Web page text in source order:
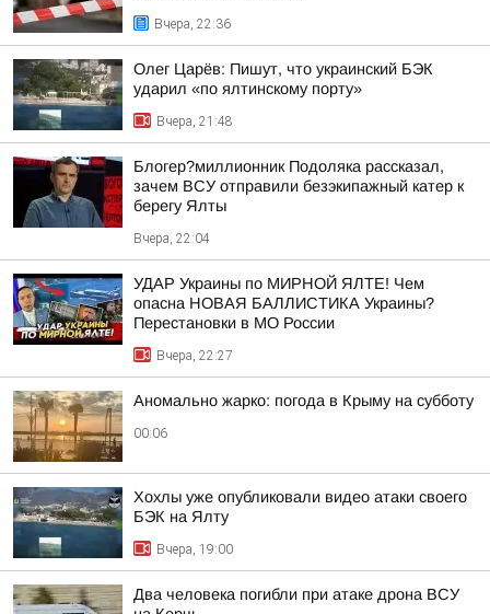
Вчера, 22:36
Олег Царёв: Пишут, что украинский БЭК
ударил «по ялтинскому порту»
Вчера, 21:48
Блогер?миллионник Подоляка рассказал,
зачем ВСУ отправили безэкипажный катер к
берегу Ялты
Вчера, 22:04
УДАР Украины по МИРНОЙ ЯЛТЕ! Чем
опасна НОВАЯ БАЛЛИСТИКА Украины?
Перестановки в МО России
Вчера, 22:27
Аномально жарко: погода в Крыму на субботу
00:06
Хохлы уже опубликовали видео атаки своего
БЭК на Ялту
Вчера, 19:00
Два человека погибли при атаке дрона ВСУ